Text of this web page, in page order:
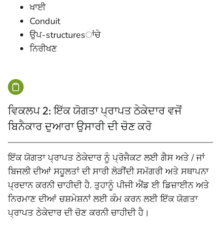
ਖਾਈ
Conduit
ਉਪ-structuresਾਂਚੇ
ਨਿਰੀਖਣ
ਵਿਕਲਪ 2: ਇੱਕ ਯੋਗਤਾ ਪ੍ਰਾਪਤ ਠੇਕੇਦਾਰ ਵਜੋਂ
ਬਿਨੈਕਾਰ ਦੁਆਰਾ ਉਸਾਰੀ ਦੀ ਚੋਣ ਕਰੋ
ਇੱਕ ਯੋਗਤਾ ਪ੍ਰਾਪਤ ਠੇਕੇਦਾਰ ਨੂੰ ਪ੍ਰੋਜੈਕਟ ਲਈ ਗੈਸ ਅਤੇ / ਜਾਂ
ਬਿਜਲੀ ਦੀਆਂ ਸਹੂਲਤਾਂ ਦੀ ਸਾਰੀ ਲੋੜੀਂਦੀ ਸਮੱਗਰੀ ਅਤੇ ਸਥਾਪਨਾ
ਪ੍ਰਦਾਨ ਕਰਨੀ ਚਾਹੀਦੀ ਹੈ. ਤੁਹਾਨੂੰ ਪੀਜੀ ਐਂਡ ਈ ਡਿਜ਼ਾਈਨ ਅਤੇ
ਨਿਰਮਾਣ ਦੀਆਂ ਚਸ਼ਮੇਸ਼ਨਾਂ ਲਈ ਕੰਮ ਕਰਨ ਲਈ ਇੱਕ ਯੋਗਤਾ
ਪ੍ਰਾਪਤ ਠੇਕੇਦਾਰ ਦੀ ਚੋਣ ਕਰਨੀ ਚਾਹੀਦੀ ਹੈ।